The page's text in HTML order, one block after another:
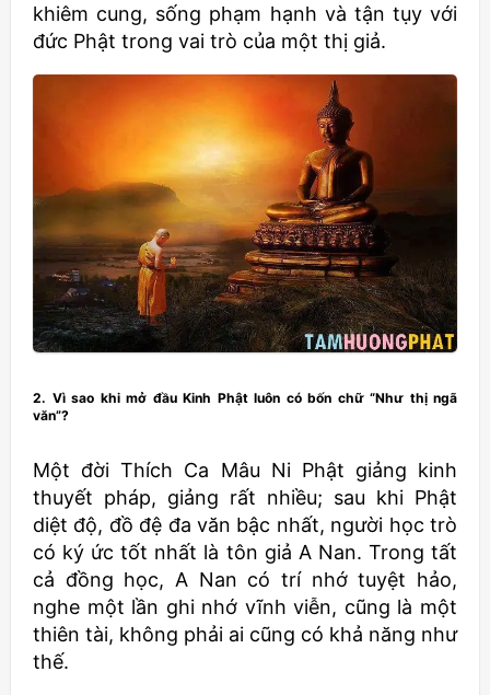
khiêm cung, sống phạm hạnh và tận tụy với
đức Phật trong vai trò của một thị giả.
2. Vì sao khi mở đầu Kinh Phật luôn có bốn chữ “Như thị ngã
văn”?
Một đời Thích Ca Mâu Ni Phật giảng kinh
thuyết pháp, giảng rất nhiều; sau khi Phật
diệt độ, đồ đệ đa văn bậc nhất, người học trò
có ký ức tốt nhất là tôn giả A Nan. Trong tất
cả đồng học, A Nan có trí nhớ tuyệt hảo,
nghe một lần ghi nhớ vĩnh viễn, cũng là một
thiên tài, không phải ai cũng có khả năng như
thế.